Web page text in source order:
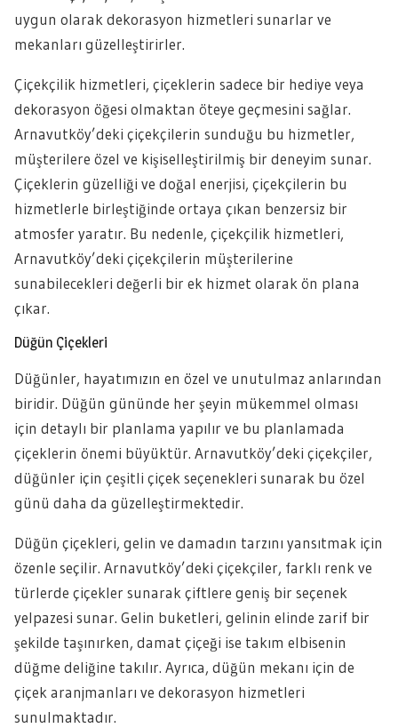
uygun olarak dekorasyon hizmetleri sunarlar ve
mekanları güzelleştirirler.
Çiçekçilik hizmetleri, çiçeklerin sadece bir hediye veya
dekorasyon öğesi olmaktan öteye geçmesini sağlar.
Arnavutköy’deki çiçekçilerin sunduğu bu hizmetler,
müşterilere özel ve kişiselleştirilmiş bir deneyim sunar.
Çiçeklerin güzelliği ve doğal enerjisi, çiçekçilerin bu
hizmetlerle birleştiğinde ortaya çıkan benzersiz bir
atmosfer yaratır. Bu nedenle, çiçekçilik hizmetleri,
Arnavutköy’deki çiçekçilerin müşterilerine
sunabilecekleri değerli bir ek hizmet olarak ön plana
çıkar.
Düğün Çiçekleri
Düğünler, hayatımızın en özel ve unutulmaz anlarından
biridir. Düğün gününde her şeyin mükemmel olması
için detaylı bir planlama yapılır ve bu planlamada
çiçeklerin önemi büyüktür. Arnavutköy’deki çiçekçiler,
düğünler için çeşitli çiçek seçenekleri sunarak bu özel
günü daha da güzelleştirmektedir.
Düğün çiçekleri, gelin ve damadın tarzını yansıtmak için
özenle seçilir. Arnavutköy’deki çiçekçiler, farklı renk ve
türlerde çiçekler sunarak çiftlere geniş bir seçenek
yelpazesi sunar. Gelin buketleri, gelinin elinde zarif bir
şekilde taşınırken, damat çiçeği ise takım elbisenin
düğme deliğine takılır. Ayrıca, düğün mekanı için de
çiçek aranjmanları ve dekorasyon hizmetleri
sunulmaktadır.